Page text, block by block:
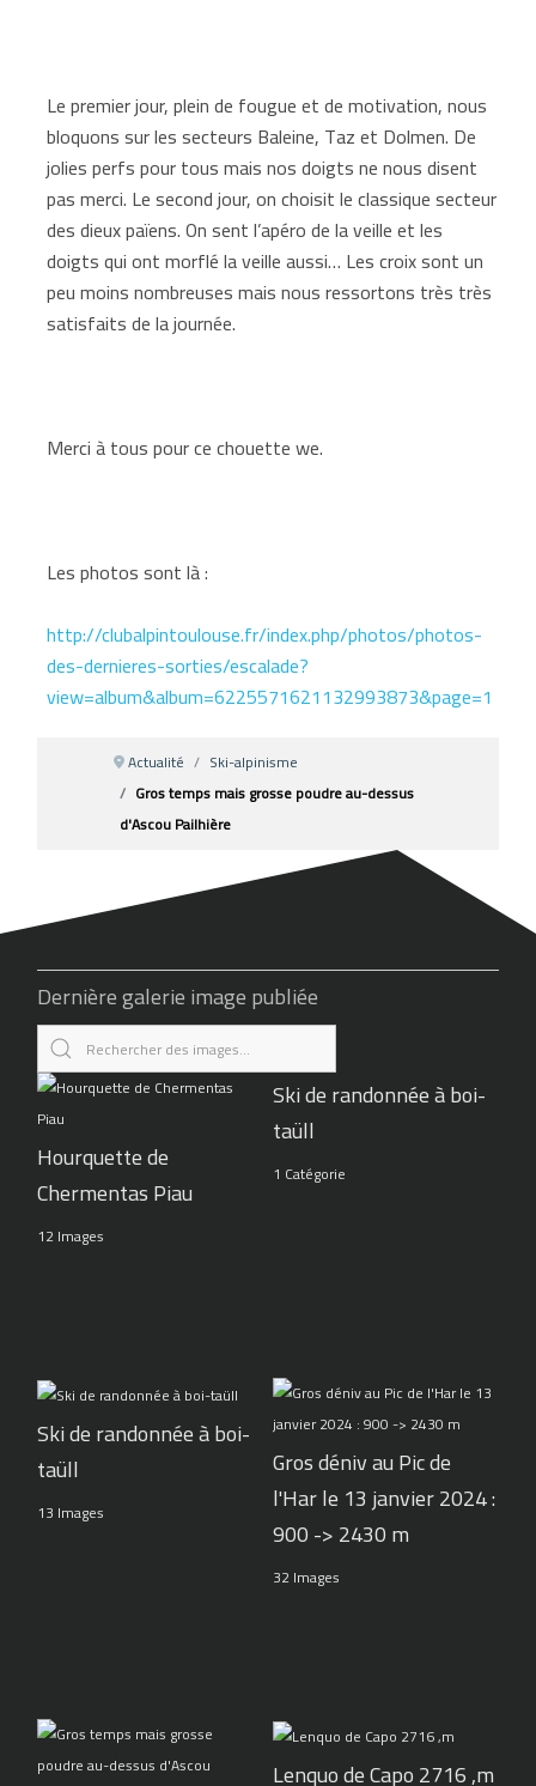
Le premier jour, plein de fougue et de motivation, nous
bloquons sur les secteurs Baleine, Taz et Dolmen. De
jolies perfs pour tous mais nos doigts ne nous disent
pas merci. Le second jour, on choisit le classique secteur
des dieux païens. On sent l’apéro de la veille et les
doigts qui ont morflé la veille aussi… Les croix sont un
peu moins nombreuses mais nous ressortons très très
satisfaits de la journée.
Merci à tous pour ce chouette we.
Les photos sont là :
http://clubalpintoulouse.fr/index.php/photos/photos-
des-dernieres-sorties/escalade?
view=album&album=6225571621132993873&page=1
Actualité
Ski-alpinisme
Gros temps mais grosse poudre au-dessus
d'Ascou Pailhière
Dernière galerie image publiée
Hourquette de
Chermentas Piau
12 Images
Ski de randonnée à boi-
taüll
1 Catégorie
Ski de randonnée à boi-
taüll
13 Images
Gros déniv au Pic de
l'Har le 13 janvier 2024 :
900 -> 2430 m
32 Images
Lenquo de Capo 2716 ,m